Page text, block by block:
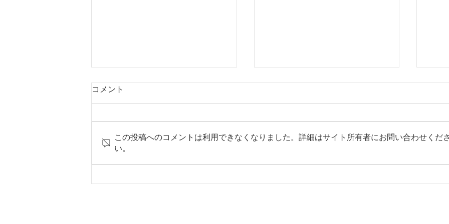
赤星年度：週報号外：海岸清
赤星年度：週報号外：友好ク
赤星
コメント
この投稿へのコメントは利用できなくなりました。詳細はサイト所有者にお問い合わせくださ
い。